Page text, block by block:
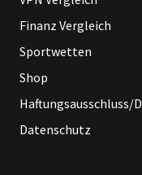
Finanz Vergleich
Sportwetten
Shop
Haftungsausschluss/
Datenschutz